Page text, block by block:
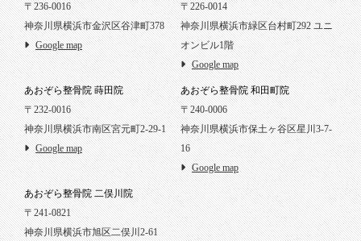
〒236-0016
神奈川県横浜市金沢区谷津町378
Google map
〒226-0014
神奈川県横浜市緑区台村町292 ユニ
オンビル1階
Google map
あおぞら整骨院 蒔田院
〒232-0016
神奈川県横浜市南区宮元町2-29-1
Google map
あおぞら整骨院 和田町院
〒240-0006
神奈川県横浜市保土ヶ谷区星川3-7-
16
Google map
あおぞら整骨院 二俣川院
〒241-0821
神奈川県横浜市旭区二俣川2-61